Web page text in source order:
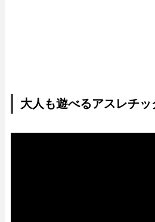
大人も遊べるアスレチッ